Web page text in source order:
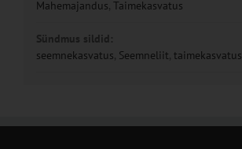
Mahemajandus, Taimekasvatus
Sündmus sildid:
seemnekasvatus, Seemneliit, taimekasvatus